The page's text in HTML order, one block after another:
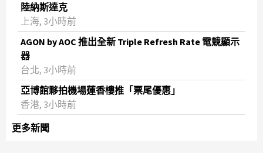
陸納斯達克
上海, 3小時前
AGON by AOC 推出全新 Triple Refresh Rate 電競顯示
器
台北, 3小時前
亞博館夥拍機場蓮香樓推「票尾優惠」
香港, 3小時前
更多新聞